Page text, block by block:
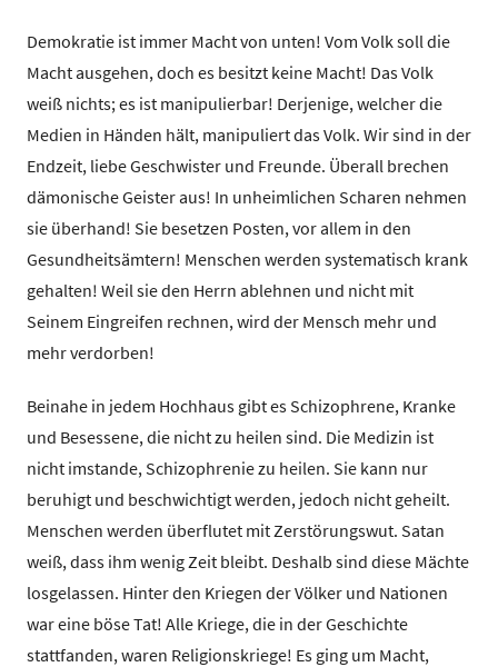
Demokratie ist immer Macht von unten! Vom Volk soll die
Macht ausgehen, doch es besitzt keine Macht! Das Volk
weiß nichts; es ist manipulierbar! Derjenige, welcher die
Medien in Händen hält, manipuliert das Volk. Wir sind in der
Endzeit, liebe Geschwister und Freunde. Überall brechen
dämonische Geister aus! In unheimlichen Scharen nehmen
sie überhand! Sie besetzen Posten, vor allem in den
Gesundheitsämtern! Menschen werden systematisch krank
gehalten! Weil sie den Herrn ablehnen und nicht mit
Seinem Eingreifen rechnen, wird der Mensch mehr und
mehr verdorben!
Beinahe in jedem Hochhaus gibt es Schizophrene, Kranke
und Besessene, die nicht zu heilen sind. Die Medizin ist
nicht imstande, Schizophrenie zu heilen. Sie kann nur
beruhigt und beschwichtigt werden, jedoch nicht geheilt.
Menschen werden überflutet mit Zerstörungswut. Satan
weiß, dass ihm wenig Zeit bleibt. Deshalb sind diese Mächte
losgelassen. Hinter den Kriegen der Völker und Nationen
war eine böse Tat! Alle Kriege, die in der Geschichte
stattfanden, waren Religionskriege! Es ging um Macht,